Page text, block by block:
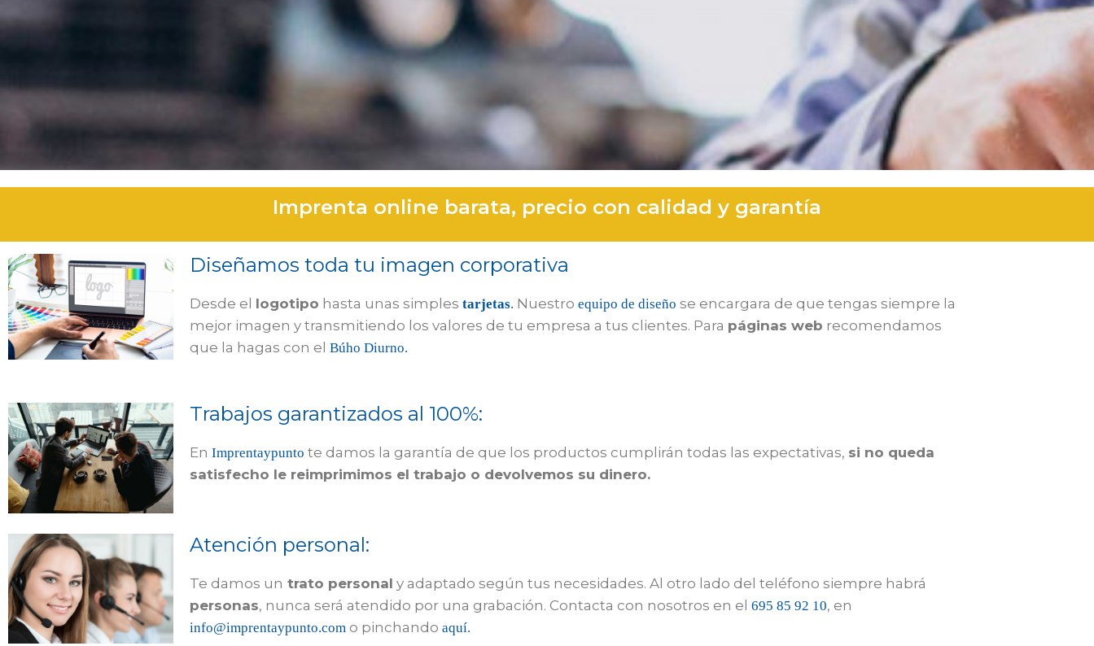
Imprenta online barata, precio con calidad y garantía
Diseñamos toda tu imagen corporativa
Desde el logotipo hasta unas simples tarjetas. Nuestro equipo de diseño se encargara de que tengas siempre la
mejor imagen y transmitiendo los valores de tu empresa a tus clientes. Para páginas web recomendamos
que la hagas con el Búho Diurno.
Trabajos garantizados al 100%:
En Imprentaypunto te damos la garantía de que los productos cumplirán todas las expectativas, si no queda
satisfecho le reimprimimos el trabajo o devolvemos su dinero.
Atención personal:
Te damos un trato personal y adaptado según tus necesidades. Al otro lado del teléfono siempre habrá
personas, nunca será atendido por una grabación. Contacta con nosotros en el 695 85 92 10, en
info@imprentaypunto.com o pinchando aquí.